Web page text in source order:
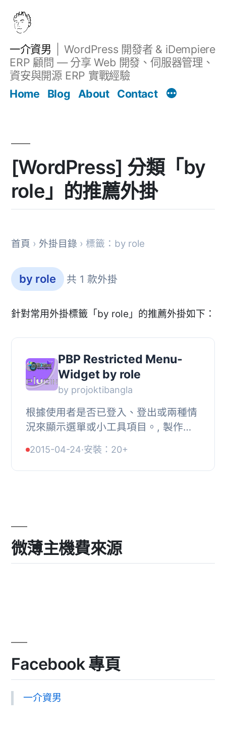
一介資男
WordPress 開發者 & iDempiere
ERP 顧問 — 分享 Web 開發、伺服器管理、
資安與開源 ERP 實戰經驗
Home
Blog About Contact
[WordPress] 分類「by
role」的推薦外掛
首頁 › 外掛目錄 › 標籤：by role
by role 共 1 款外掛
針對常用外掛標籤「by role」的推薦外掛如下：
PBP Restricted Menu-
Widget by role
by projoktibangla
根據使用者是否已登入、登出或兩種情
況來顯示選單或小工具項目。, 製作
2015-04-24·安裝：20+
微薄主機費來源
Facebook 專頁
一介資男
文章